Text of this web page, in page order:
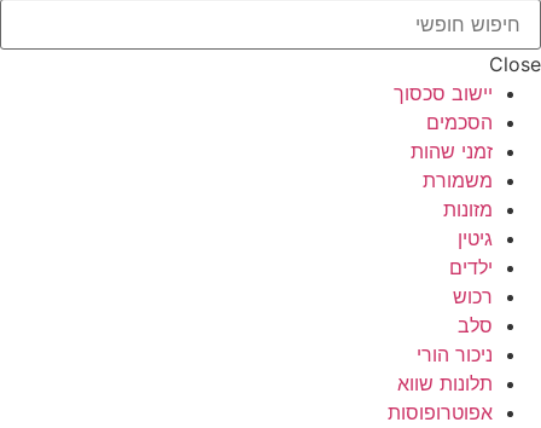
Close
יישוב סכסוך
הסכמים
זמני שהות
משמורת
מזונות
גיטין
ילדים
רכוש
סלב
ניכור הורי
תלונות שווא
אפוטרופוסות